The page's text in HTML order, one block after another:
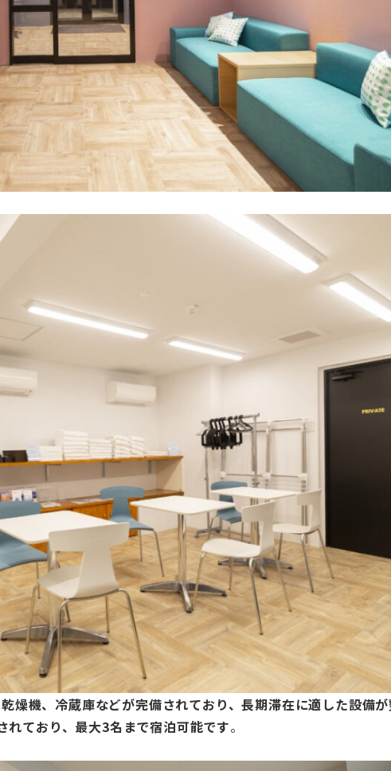
燥機、冷蔵庫などが完備されており、長期滞在に適した設備
れており、最大3名まで宿泊可能です。